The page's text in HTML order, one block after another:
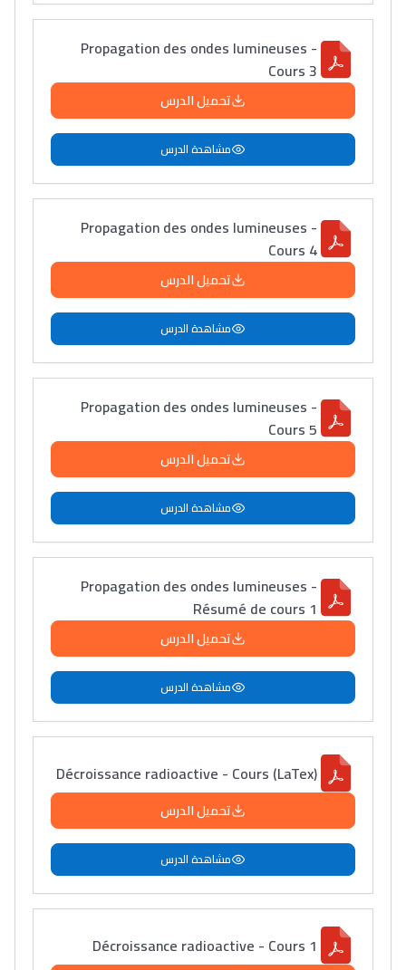
Propagation des ondes lumineuses -
Cours 3
تحميل الدرس
مشاهدة الدرس
Propagation des ondes lumineuses -
Cours 4
تحميل الدرس
مشاهدة الدرس
Propagation des ondes lumineuses -
Cours 5
تحميل الدرس
مشاهدة الدرس
Propagation des ondes lumineuses -
Résumé de cours 1
تحميل الدرس
مشاهدة الدرس
Décroissance radioactive - Cours (LaTex)
تحميل الدرس
مشاهدة الدرس
Décroissance radioactive - Cours 1